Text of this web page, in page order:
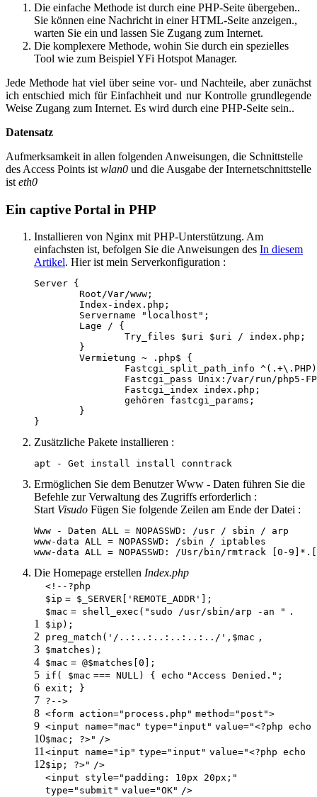
Die einfache Methode ist durch eine PHP-Seite übergeben..
Sie können eine Nachricht in einer HTML-Seite anzeigen.,
warten Sie ein und lassen Sie Zugang zum Internet.
Die komplexere Methode, wohin Sie durch ein spezielles
Tool wie zum Beispiel YFi Hotspot Manager.
Jede Methode hat viel über seine vor- und Nachteile, aber zunächst
ich entschied mich für Einfachheit und nur Kontrolle grundlegende
Weise Zugang zum Internet. Es wird durch eine PHP-Seite sein..
Datensatz
Aufmerksamkeit in allen folgenden Anweisungen, die Schnittstelle
des Access Points ist wlan0 und die Ausgabe der Internetschnittstelle
ist eth0
Ein captive Portal in PHP
Installieren von Nginx mit PHP-Unterstützung. Am
einfachsten ist, befolgen Sie die Anweisungen des In diesem
Artikel. Hier ist mein Serverkonfiguration :
Server {
}
Zusätzliche Pakete installieren :
apt - Get install install conntrack
Ermöglichen Sie dem Benutzer Www - Daten führen Sie die
Befehle zur Verwaltung des Zugriffs erforderlich :
Start Visudo Fügen Sie folgende Zeilen am Ende der Datei :
Www - Daten ALL = NOPASSWD: /usr / sbin / arp
www-data ALL = NOPASSWD: /sbin / iptables
Die Homepage erstellen Index.php
1
2
3
4
5
6
7
8
9
10
11
12
<!--?php
$ip = $_SERVER 'REMOTE_ADDR'
];
$mac = shell_exec( "sudo /usr/sbin/arp -an " .
$ip );
preg_match( '/..:..:..:..:..:../' , $mac ,
$matches );
$mac = @$matches [0];
if ( $mac === NULL) { echo "Access Denied." ;
exit ; }
?-->
<form action="process.php" method="post">
<input name="mac" type="input" value="<?php echo
$mac; ?>" />
<input name="ip" type="input" value="<?php echo
$ip; ?>" />
<input style="padding: 10px 20px;"
type="submit" value="OK" />